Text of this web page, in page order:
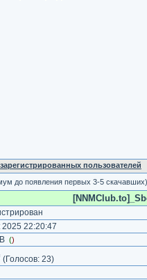
пользователей
до появления первых 3-5 скачавших)
2025 22:20:47
()
(Голосов: 23)